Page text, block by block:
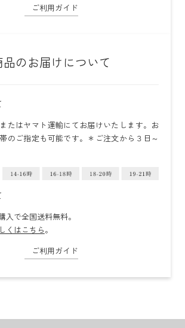
ご利用ガイド
品のお届けについて
たはヤマト運輸にてお届けいたします。お
のご指定も可能です。＊ご注文から３日～
入で全国送料無料。
くはこちら。
ご利用ガイド